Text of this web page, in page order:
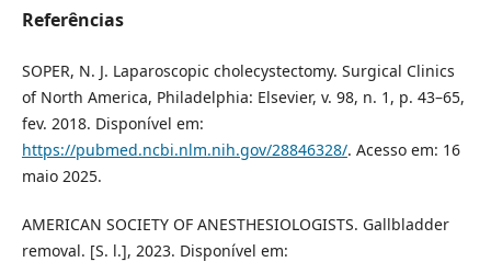
Referências
SOPER, N. J. Laparoscopic cholecystectomy. Surgical Clinics
of North America, Philadelphia: Elsevier, v. 98, n. 1, p. 43–65,
fev. 2018. Disponível em:
https://pubmed.ncbi.nlm.nih.gov/28846328/. Acesso em: 16
maio 2025.
AMERICAN SOCIETY OF ANESTHESIOLOGISTS. Gallbladder
removal. [S. l.], 2023. Disponível em: